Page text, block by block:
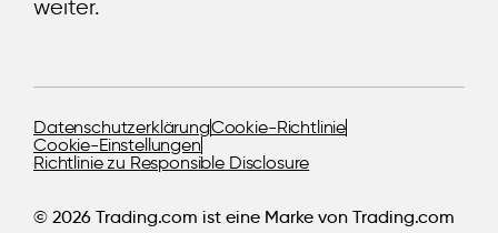
weiter.
DatenschutzerklärungCookie-Richtlinie
Cookie-Einstellungen
Richtlinie zu Responsible Disclosure
© 2026 Trading.com ist eine Marke von Trading.com